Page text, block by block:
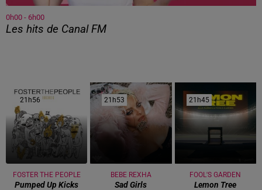
0h00 - 6h00
Les hits de Canal FM
21h56
21h56
FOSTER THE PEOPLE
Pumped Up Kicks
21h53
21h53
BEBE REXHA
Sad Girls
21h45
21h45
FOOL'S GARDEN
Lemon Tree